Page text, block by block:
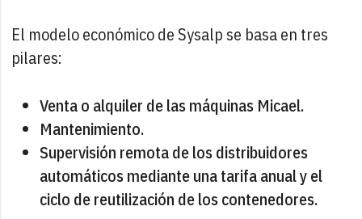
El modelo económico de Sysalp se basa en tres
pilares:
Venta o alquiler de las máquinas Micael.
Mantenimiento.
Supervisión remota de los distribuidores
automáticos mediante una tarifa anual y el
ciclo de reutilización de los contenedores.